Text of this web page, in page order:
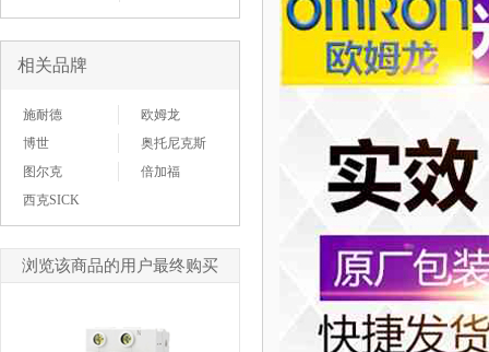
相关品牌
施耐德
欧姆龙
博世
奥托尼克斯
图尔克
倍加福
西克SICK
浏览该商品的用户最终购买